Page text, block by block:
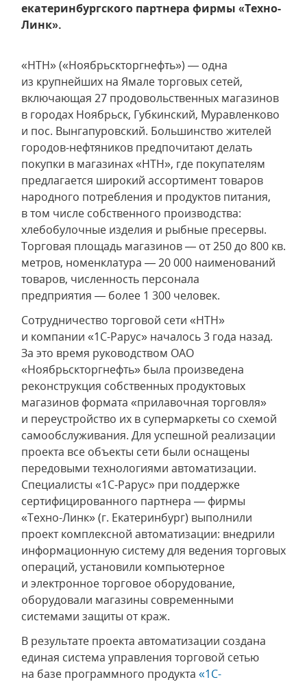
екатеринбургского партнера фирмы «Техно-
Линк».
«НТН» («Ноябрьскторгнефть») — одна
из крупнейших на Ямале торговых сетей,
включающая 27 продовольственных магазинов
в городах Ноябрьск, Губкинский, Муравленково
и пос. Вынгапуровский. Большинство жителей
городов-нефтяников предпочитают делать
покупки в магазинах «НТН», где покупателям
предлагается широкий ассортимент товаров
народного потребления и продуктов питания,
в том числе собственного производства:
хлебобулочные изделия и рыбные пресервы.
Торговая площадь магазинов — от 250 до 800 кв.
метров, номенклатура — 20 000 наименований
товаров, численность персонала
предприятия — более 1 300 человек.
Сотрудничество торговой сети «НТН»
и компании «1С-Рарус» началось 3 года назад.
За это время руководством ОАО
«Ноябрьскторгнефть» была произведена
реконструкция собственных продуктовых
магазинов формата «прилавочная торговля»
и переустройство их в супермаркеты со схемой
самообслуживания. Для успешной реализации
проекта все объекты сети были оснащены
передовыми технологиями автоматизации.
Специалисты «1С-Рарус» при поддержке
сертифицированного партнера — фирмы
«Техно-Линк» (г. Екатеринбург) выполнили
проект комплексной автоматизации: внедрили
информационную систему для ведения торговых
операций, установили компьютерное
и электронное торговое оборудование,
оборудовали магазины современными
системами защиты от краж.
В результате проекта автоматизации создана
единая система управления торговой сетью
на базе программного продукта «1С-